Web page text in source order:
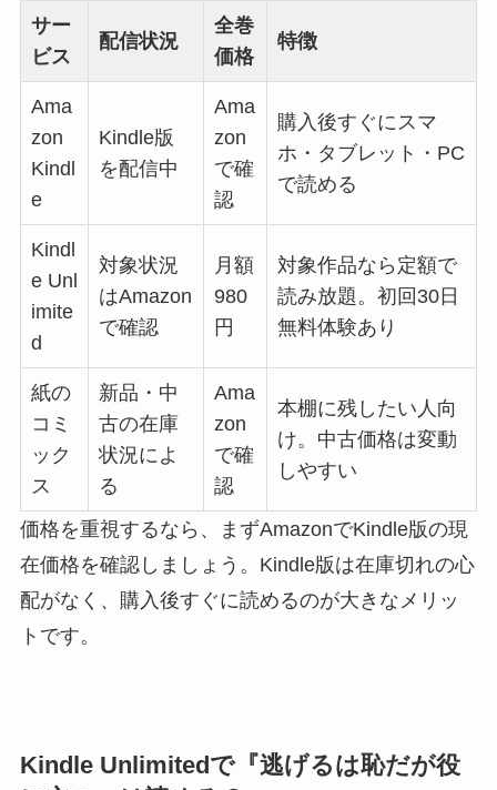
サー
ビス
配信状況
全巻
価格
特徴
Ama
zon
Kindl
e
Kindle版
を配信中
Ama
zon
で確
認
購入後すぐにスマ
ホ・タブレット・PC
で読める
Kindl
e Unl
imite
d
対象状況
はAmazon
で確認
月額
980
円
対象作品なら定額で
読み放題。初回30日
無料体験あり
紙の
コミ
ック
ス
新品・中
古の在庫
状況によ
る
Ama
zon
で確
認
本棚に残したい人向
け。中古価格は変動
しやすい
価格を重視するなら、まずAmazonでKindle版の現
在価格を確認しましょう。Kindle版は在庫切れの心
配がなく、購入後すぐに読めるのが大きなメリッ
トです。
Kindle Unlimitedで『逃げるは恥だが役